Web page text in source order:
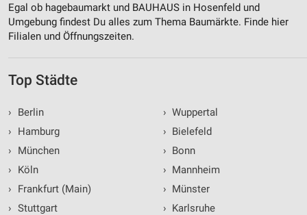
Egal ob hagebaumarkt und BAUHAUS in Hosenfeld und
Umgebung findest Du alles zum Thema Baumärkte. Finde hier
Filialen und Öffnungszeiten.
Top Städte
›
Berlin
›
Hamburg
›
München
›
Köln
›
Frankfurt (Main)
› Stuttgart
› Wuppertal
› Bielefeld
› Bonn
› Mannheim
› Münster
› Karlsruhe